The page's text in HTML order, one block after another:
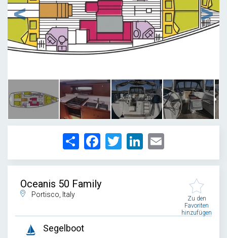
Share FacebookTwitter LinkedIn
Oceanis 50 Family
Portisco, Italy
Zu den
Favoriten
hinzufügen
Segelboot